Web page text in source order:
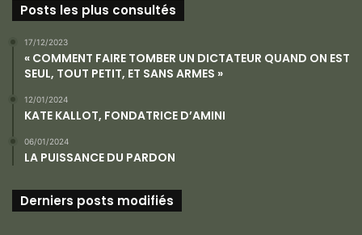
Posts les plus consultés
17/12/2023
« COMMENT FAIRE TOMBER UN DICTATEUR QUAND ON EST
SEUL, TOUT PETIT, ET SANS ARMES »
12/01/2024
KATE KALLOT, FONDATRICE D’AMINI
06/01/2024
LA PUISSANCE DU PARDON
Derniers posts modifiés